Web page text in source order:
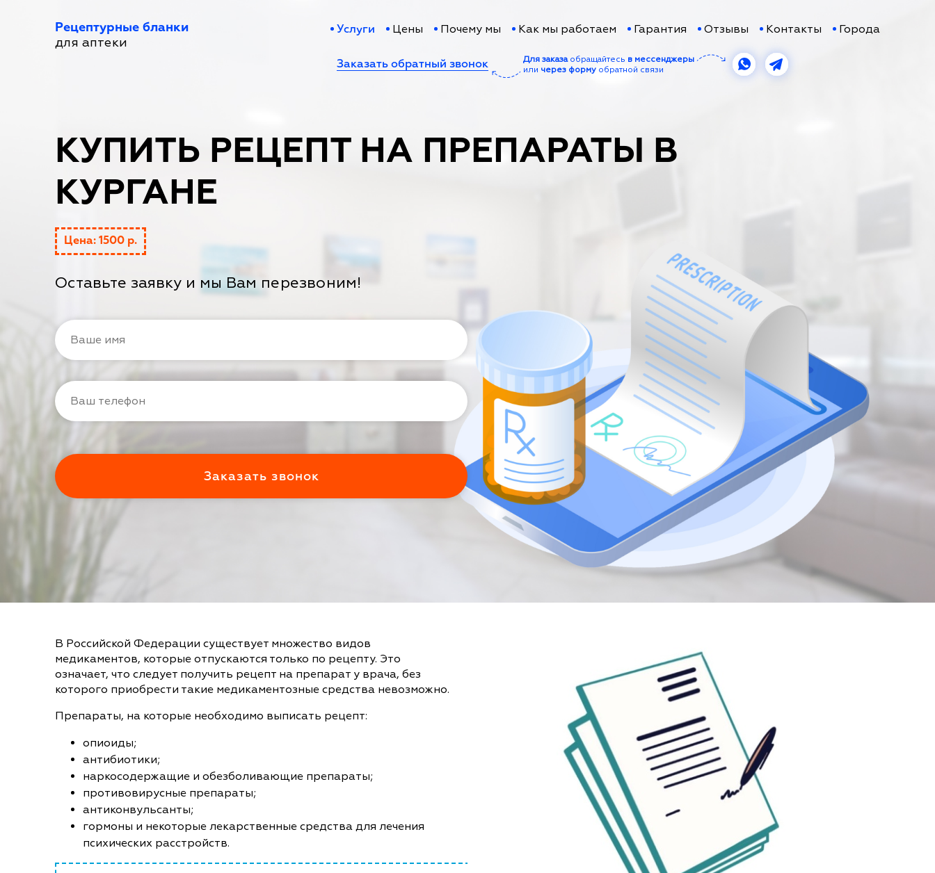
Рецептурные бланки
для аптеки
Услуги Цены Почему мы Как мы работаем Гарантия Отзывы Контакты Города
Заказать обратный звонок Для заказаобращайтесь в мессенджеры
или через форму обратной связи
КУПИТЬ РЕЦЕПТ НА ПРЕПАРАТЫ В
КУРГАНЕ
Цена: 1500 р.
Оставьте заявку и мы Вам перезвоним!
В Российской Федерации существует множество видов
медикаментов, которые отпускаются только по рецепту. Это
означает, что следует получить рецепт на препарат у врача, без
которого приобрести такие медикаментозные средства невозможно.
Препараты, на которые необходимо выписать рецепт:
опиоиды;
антибиотики;
наркосодержащие и обезболивающие препараты;
противовирусные препараты;
антиконвульсанты;
гормоны и некоторые лекарственные средства для лечения
психических расстройств.